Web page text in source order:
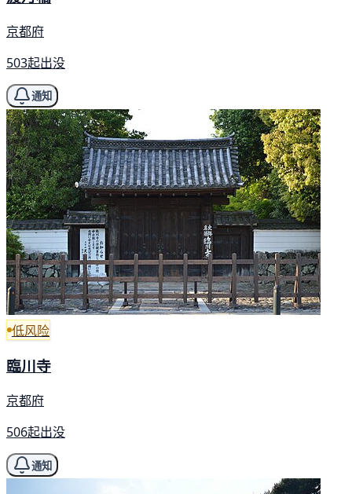
京都府
503起出没
通知
低风险
臨川寺
京都府
506起出没
通知